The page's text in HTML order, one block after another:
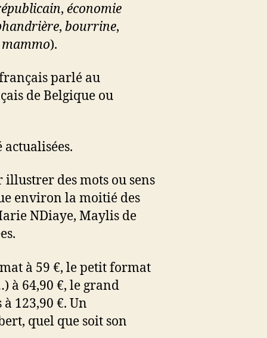
, économie
, bourrine,
mammo).
parlé au
de Belgique ou
illustrer des mots ou sens
environ la moitié des
NDiaye, Maylis de
à 59 €, le petit format
à 64,90 €, le grand
123,90 €. Un
quel que soit son